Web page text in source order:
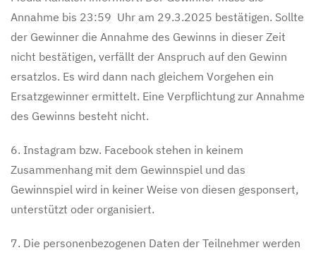
Annahme bis 23:59 Uhr am 29.3.2025 bestätigen. Sollte
der Gewinner die Annahme des Gewinns in dieser Zeit
nicht bestätigen, verfällt der Anspruch auf den Gewinn
ersatzlos. Es wird dann nach gleichem Vorgehen ein
Ersatzgewinner ermittelt. Eine Verpflichtung zur Annahme
des Gewinns besteht nicht.
6. Instagram bzw. Facebook stehen in keinem
Zusammenhang mit dem Gewinnspiel und das
Gewinnspiel wird in keiner Weise von diesen gesponsert,
unterstützt oder organisiert.
7. Die personenbezogenen Daten der Teilnehmer werden